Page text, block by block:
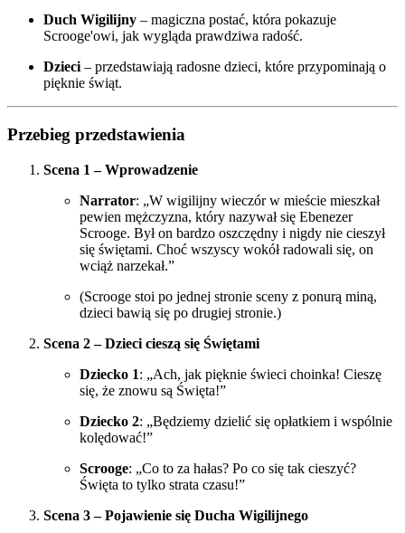
Duch Wigilijny – magiczna postać, która pokazuje
Scrooge'owi, jak wygląda prawdziwa radość.
Dzieci – przedstawiają radosne dzieci, które przypominają o
pięknie świąt.
Przebieg przedstawienia
Scena 1 – Wprowadzenie
Narrator: „W wigilijny wieczór w mieście mieszkał
pewien mężczyzna, który nazywał się Ebenezer
Scrooge. Był on bardzo oszczędny i nigdy nie cieszył
się świętami. Choć wszyscy wokół radowali się, on
wciąż narzekał.”
(Scrooge stoi po jednej stronie sceny z ponurą miną,
dzieci bawią się po drugiej stronie.)
Scena 2 – Dzieci cieszą się Świętami
Dziecko 1: „Ach, jak pięknie świeci choinka! Cieszę
się, że znowu są Święta!”
Dziecko 2: „Będziemy dzielić się opłatkiem i wspólnie
kolędować!”
Scrooge: „Co to za hałas? Po co się tak cieszyć?
Święta to tylko strata czasu!”
Scena 3 – Pojawienie się Ducha Wigilijnego